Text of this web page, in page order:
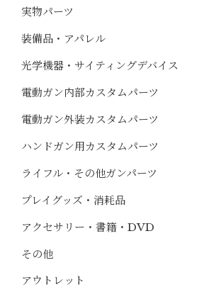
実物パーツ
装備品・アパレル
光学機器・サイティングデバイス
電動ガン内部カスタムパーツ
電動ガン外装カスタムパーツ
ハンドガン用カスタムパーツ
ライフル・その他ガンパーツ
プレイグッズ・消耗品
アクセサリー・書籍・DVD
その他
アウトレット